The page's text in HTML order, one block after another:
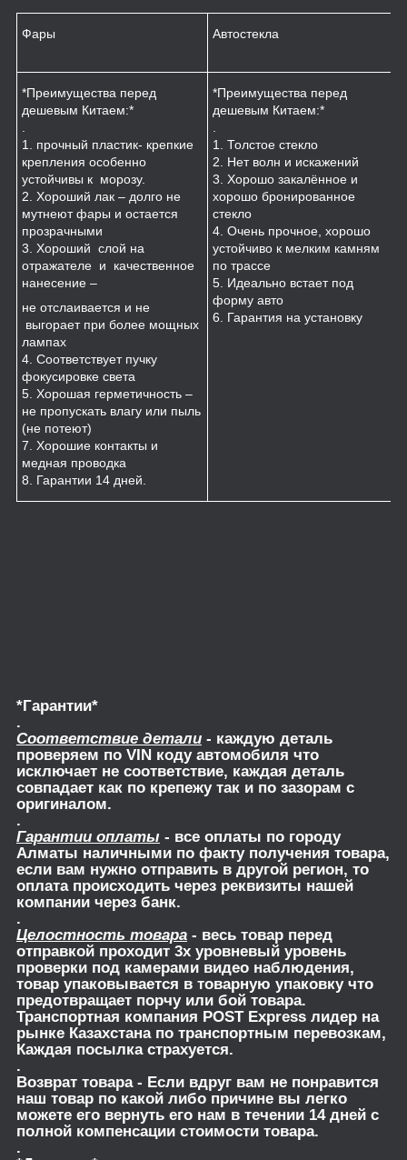
Фары Автостекла
*Преимущества перед
дешевым Китаем:*
.
1. прочный пластик- крепкие
крепления особенно
устойчивы к морозу.
2. Хороший лак – долго не
мутнеют фары и остается
прозрачными
3. Хороший слой на
отражателе и качественное
нанесение –
не отслаивается и не
выгорает при более мощных
лампах
4. Соответствует пучку
фокусировке света
5. Хорошая герметичность –
не пропускать влагу или пыль
(не потеют)
7. Хорошие контакты и
медная проводка
8. Гарантии 14 дней.
*Преимущества перед
дешевым Китаем:*
.
1. Толстое стекло
2. Нет волн и искажений
3. Хорошо закалённое и
хорошо бронированное
стекло
4. Очень прочное, хорошо
устойчиво к мелким камням
по трассе
5. Идеально встает под
форму авто
6. Гарантия на установку
*Гарантии*
.
Соответствие детали - каждую деталь
проверяем по VIN коду автомобиля что
исключает не соответствие, каждая деталь
совпадает как по крепежу так и по зазорам с
оригиналом.
.
Гарантии оплаты - все оплаты по городу
Алматы наличными по факту получения товара,
если вам нужно отправить в другой регион, то
оплата происходить через реквизиты нашей
компании через банк.
.
Целостность товара - весь товар перед
отправкой проходит 3х уровневый уровень
проверки под камерами видео наблюдения,
товар упаковывается в товарную упаковку что
предотвращает порчу или бой товара.
Транспортная компания POST Express лидер на
рынке Казахстана по транспортным перевозкам,
Каждая посылка страхуется.
.
Возврат товара- Если вдруг вам не понравится
наш товар по какой либо причине вы легко
можете его вернуть его нам в течении 14 дней с
полной компенсации стоимости товара.
.